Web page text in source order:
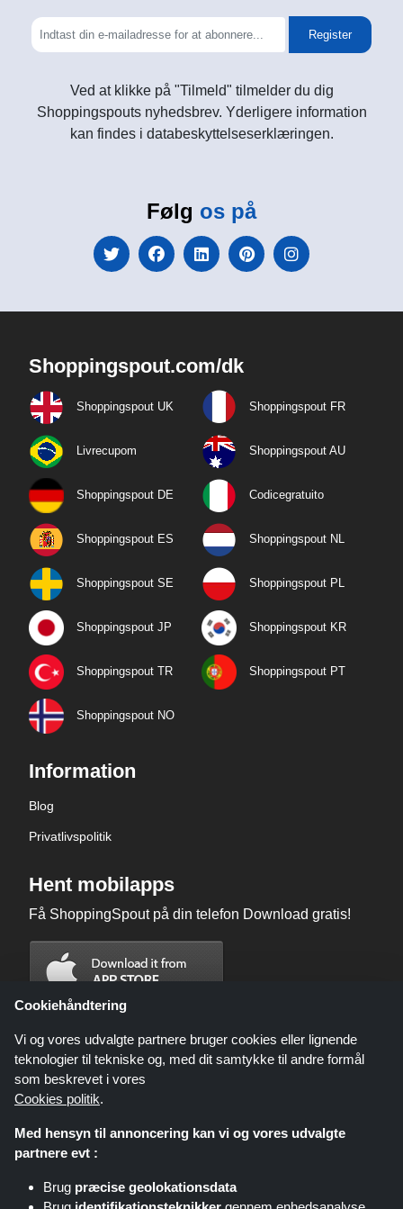
Register
Ved at klikke på "Tilmeld" tilmelder du dig
Shoppingspouts nyhedsbrev. Yderligere information
kan findes i databeskyttelseserklæringen.
Følg os på
Shoppingspout.com/dk
Shoppingspout UK Shoppingspout FR
Livrecupom Shoppingspout AU
Shoppingspout DE Codicegratuito
Shoppingspout ES Shoppingspout NL
Shoppingspout SE Shoppingspout PL
Shoppingspout JP Shoppingspout KR
Shoppingspout TR Shoppingspout PT
Shoppingspout NO
Information
Blog
Privatlivspolitik
Hent mobilapps
Få ShoppingSpout på din telefon Download gratis!
Shoppingspout.com/dk eller dets personale er ikke involveret, når du
foretager et køb via disse links, Shoppingspout.com/dk optjener kun
Cookiehåndtering
Vi og vores udvalgte partnere bruger cookies eller lignende
teknologier til tekniske og, med dit samtykke til andre formål
som beskrevet i vores
Cookies politik.
Med hensyn til annoncering kan vi og vores udvalgte
partnere evt :
Brug præcise geolokationsdata